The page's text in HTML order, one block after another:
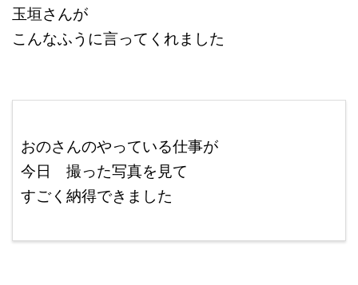
玉垣さんが
こんなふうに言ってくれました
おのさんのやっている仕事が
今日 撮った写真を見て
すごく納得できました